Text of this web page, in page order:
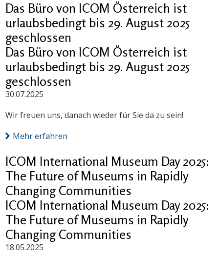
Das Büro von ICOM Österreich ist
urlaubsbedingt bis 29. August 2025
geschlossen
Das Büro von ICOM Österreich ist
urlaubsbedingt bis 29. August 2025
geschlossen
30.07.2025
Wir freuen uns, danach wieder für Sie da zu sein!
Mehr erfahren
ICOM International Museum Day 2025:
The Future of Museums in Rapidly
Changing Communities
ICOM International Museum Day 2025:
The Future of Museums in Rapidly
Changing Communities
18.05.2025